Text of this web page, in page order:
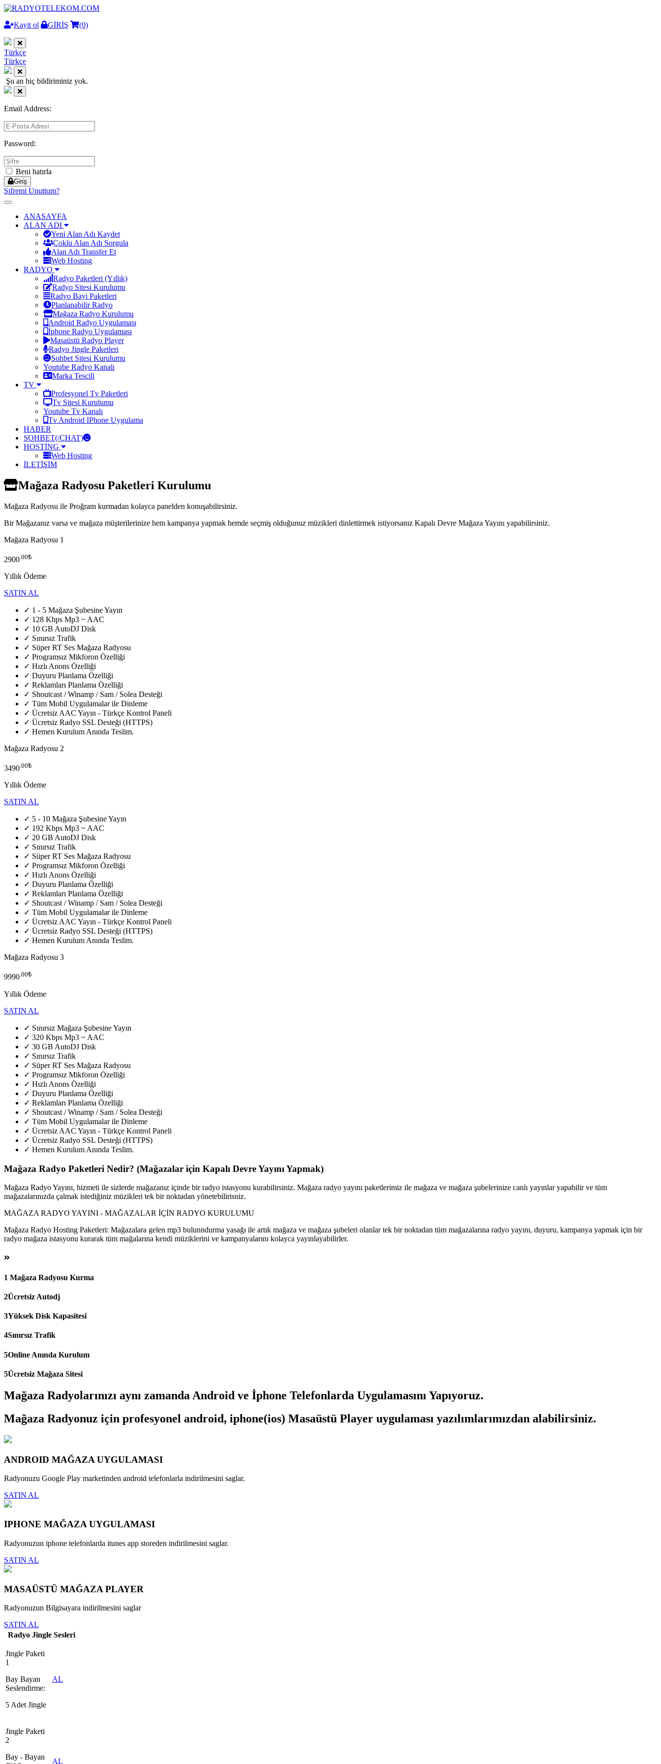
Kayit ol GİRİŞ (0)
Türkçe
Türkçe
Şu an hiç bildiriminiz yok.
Email Address:
Password:
Beni hatırla
Giriş
Şifremi Unuttum?
Toggle
navigationANASAYFA
ALAN ADI
Yeni Alan Adı Kaydet
Çoklu Alan Adı Sorgula
Alan Adı Transfer Et
Web Hosting
RADYO
Radyo Paketleri (Yıllık)
Radyo Sitesi Kurulumu
Radyo Bayi Paketleri
Planlanabilir Radyo
Mağaza Radyo Kurulumu
Android Radyo Uygulaması
İphone Radyo Uygulaması
Masaüstü Radyo Player
Radyo Jingle Paketleri
Sohbet Sitesi Kurulumu
Youtube Radyo Kanalı
Marka Tescili
TV
Profesyonel Tv Paketleri
Tv Sitesi Kurulumu
Youtube Tv Kanalı
Tv Android IPhone Uygulama
HABER
SOHBET(/CHAT)
HOSTİNG
Web Hosting
İLETİŞİM
Mağaza Radyosu Paketleri Kurulumu
Mağaza Radyosu ile Proğram kurmadan kolayca panelden konuşabilirsiniz.
Bir Mağazanız varsa ve mağaza müşterilerinize hem kampanya yapmak hemde seçmiş olduğunuz müzikleri dinlettirmek istiyorsanız Kapalı Devre Mağaza Yayını yapabilirsiniz.
Mağaza Radyosu 1
2900 .00₺
Yıllık Ödeme
SATIN AL
✓ 1 - 5 Mağaza Şubesine Yayın
✓ 128 Kbps Mp3 ~ AAC
✓ 10 GB AutoDJ Disk
✓ Sınırsız Trafik
✓ Süper RT Ses Mağaza Radyosu
✓ Programsız Mikforon Özelliği
✓ Hızlı Anons Özelliği
✓ Duyuru Planlama Özelliği
✓ Reklamları Planlama Özelliği
✓ Shoutcast / Winamp / Sam / Solea Desteği
✓ Tüm Mobil Uygulamalar ile Dinleme
✓ Ücretsiz AAC Yayın - Türkçe Kontrol Paneli
✓ Ücretsiz Radyo SSL Desteği (HTTPS)
✓ Hemen Kurulum Anında Teslim.
Mağaza Radyosu 2
3490.00₺
Yıllık Ödeme
SATIN AL
✓ 5 - 10 Mağaza Şubesine Yayın
✓ 192 Kbps Mp3 ~ AAC
✓ 20 GB AutoDJ Disk
✓ Sınırsız Trafik
✓ Süper RT Ses Mağaza Radyosu
✓ Programsız Mikforon Özelliği
✓ Hızlı Anons Özelliği
✓ Duyuru Planlama Özelliği
✓ Reklamları Planlama Özelliği
✓ Shoutcast / Winamp / Sam / Solea Desteği
✓ Tüm Mobil Uygulamalar ile Dinleme
✓ Ücretsiz AAC Yayın - Türkçe Kontrol Paneli
✓ Ücretsiz Radyo SSL Desteği (HTTPS)
✓ Hemen Kurulum Anında Teslim.
Mağaza Radyosu 3
9990.00₺
Yıllık Ödeme
SATIN AL
✓ Sınırsız Mağaza Şubesine Yayın
✓ 320 Kbps Mp3 ~ AAC
✓ 30 GB AutoDJ Disk
✓ Sınırsız Trafik
✓ Süper RT Ses Mağaza Radyosu
✓ Programsız Mikforon Özelliği
✓ Hızlı Anons Özelliği
✓ Duyuru Planlama Özelliği
✓ Reklamları Planlama Özelliği
✓ Shoutcast / Winamp / Sam / Solea Desteği
✓ Tüm Mobil Uygulamalar ile Dinleme
✓ Ücretsiz AAC Yayın - Türkçe Kontrol Paneli
✓ Ücretsiz Radyo SSL Desteği (HTTPS)
✓ Hemen Kurulum Anında Teslim.
Mağaza Radyo Paketleri Nedir? (Mağazalar için Kapalı Devre Yayını Yapmak)
Mağaza Radyo Yayını, hizmeti ile sizlerde mağazanız içinde bir radyo istasyonu kurabilirsiniz. Mağaza radyo yayını paketlerimiz ile mağaza ve mağaza şubelerinize canlı yayınlar yapabilir ve tüm
mağazalarınızda çalmak istediğiniz müzikleri tek bir noktadan yönetebilirisniz.
MAĞAZA RADYO YAYINI - MAĞAZALAR İÇİN RADYO KURULUMU
Mağaza Radyo Hosting Paketleri: Mağazalara gelen mp3 bulunndurma yasağı ile artık mağaza ve mağaza şubeleri olanlar tek bir noktadan tüm mağazalarına radyo yayını, duyuru, kampanya yapmak için bir
radyo mağaza istasyonu kurarak tüm mağalarına kendi müziklerini ve kampanyalarını kolayca yayınlayabilirler.
1 Mağaza Radyosu Kurma
2Ücretsiz Autodj
3Yüksek Disk Kapasitesi
4Sınırsız Trafik
5Online Anında Kurulum
5Ücretsiz Mağaza Sitesi
Mağaza Radyolarınızı aynı zamanda Android ve İphone Telefonlarda Uygulamasını Yapıyoruz.
Mağaza Radyonuz için profesyonel android, iphone(ios) Masaüstü Player uygulaması yazılımlarımızdan alabilirsiniz.
ANDROID MAĞAZA UYGULAMASI
Radyonuzu Google Play marketinden android telefonlarla indirilmesini saglar.
SATIN AL
IPHONE MAĞAZA UYGULAMASI
Radyonuzun iphone telefonlarda itunes app storeden indirilmesini saglar.
SATIN AL
MASAÜSTÜ MAĞAZA PLAYER
Radyonuzun Bilgisayara indirilmesini saglar
SATIN AL
Radyo Jingle Sesleri
Jingle Paketi
1
Bay Bayan
Seslendirme:
5 Adet Jingle
AL
Jingle Paketi
2
Bay - Bayan
AL